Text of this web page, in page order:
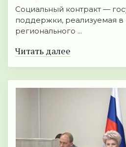
Социальный контракт —
поддержки, реализуемая в
регионального ...
Читать далее